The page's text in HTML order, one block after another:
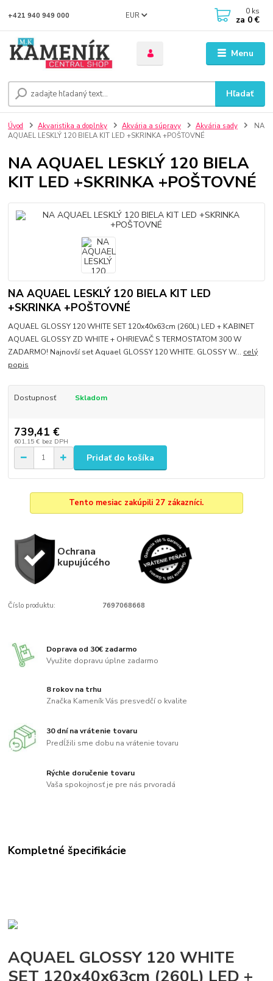
Menu
EUR
Hľadať
+421 940 949 000 0 ks
za 0 €
Úvod Akvaristika a doplnky Akvária a súpravy Akvária sady
NA
AQUAEL LESKLÝ 120 BIELA KIT LED +SKRINKA +POŠTOVNÉ
NA AQUAEL LESKLÝ 120 BIELA
KIT LED +SKRINKA +POŠTOVNÉ
NA AQUAEL LESKLÝ 120 BIELA KIT LED
+SKRINKA +POŠTOVNÉ
AQUAEL GLOSSY 120 WHITE SET 120x40x63cm (260L) LED + KABINET
AQUAEL GLOSSY ZD WHITE + OHRIEVAČ S TERMOSTATOM 300 W
ZADARMO! Najnovší set Aquael GLOSSY 120 WHITE. GLOSSY W... celý
popis
Dostupnosť Skladom
739,41 €
601,15 € bez DPH
Pridať do košíka
Tento mesiac zakúpili 27 zákazníci.
Ochrana
kupujúcého
Číslo produktu: 7697068668
Doprava od 30€ zadarmo
Využite dopravu úplne zadarmo
8 rokov na trhu
Značka Kameník Vás presvedčí o kvalite
30 dní na vrátenie tovaru
Predĺžili sme dobu na vrátenie tovaru
Rýchle doručenie tovaru
Vaša spokojnosť je pre nás prvoradá
Kompletné špecifikácie
AQUAEL GLOSSY 120 WHITE
SET 120x40x63cm (260L) LED +